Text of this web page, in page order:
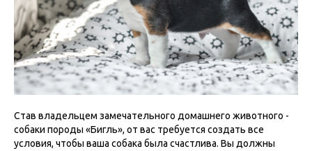
Став владельцем замечательного домашнего животного -
собаки породы «Бигль», от вас требуется создать все
условия, чтобы ваша собака была счастлива. Вы должны